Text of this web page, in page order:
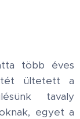
több éves
ültetett a
tavaly
egyet a